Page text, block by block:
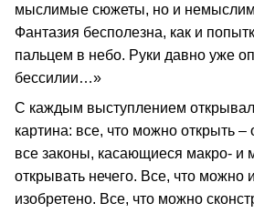
мыслимые сюжеты, но и
Фантазия бесполезна, как и
пальцем в небо. Руки давно уже
бессилии…»
С каждым выступлением
картина: все, что можно открыть
все законы, касающиеся макро- и
открывать нечего. Все, что можно
изобретено. Все, что можно